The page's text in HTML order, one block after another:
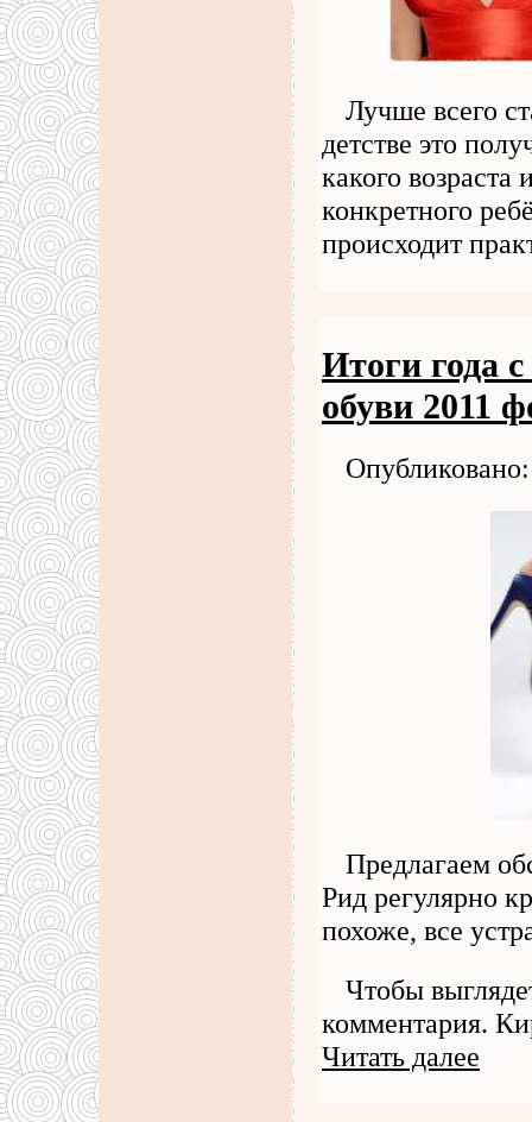
Лучше всего
детстве это
какого возраста
конкретного
происходит
Итоги года
обуви 2011
Предлагаем
Рид регулярно
похоже, все
Чтобы
комментария.
Читать далее